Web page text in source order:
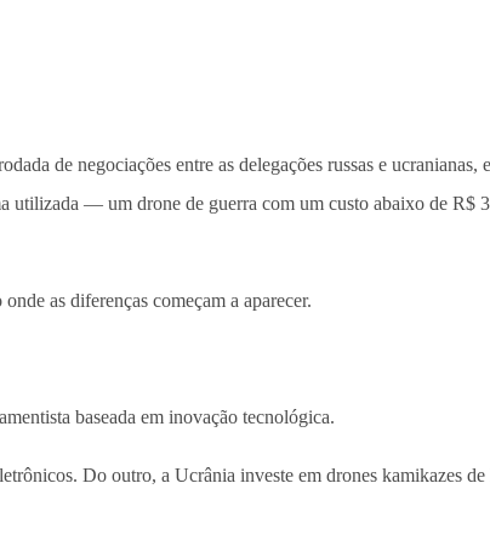
de negociações entre as delegações russas e
utilizada — um drone de guerra com um custo abaixo de R$
as diferenças começam a aparecer.
baseada em inovação tecnológica.
Do outro, a Ucrânia investe em drones kamikazes